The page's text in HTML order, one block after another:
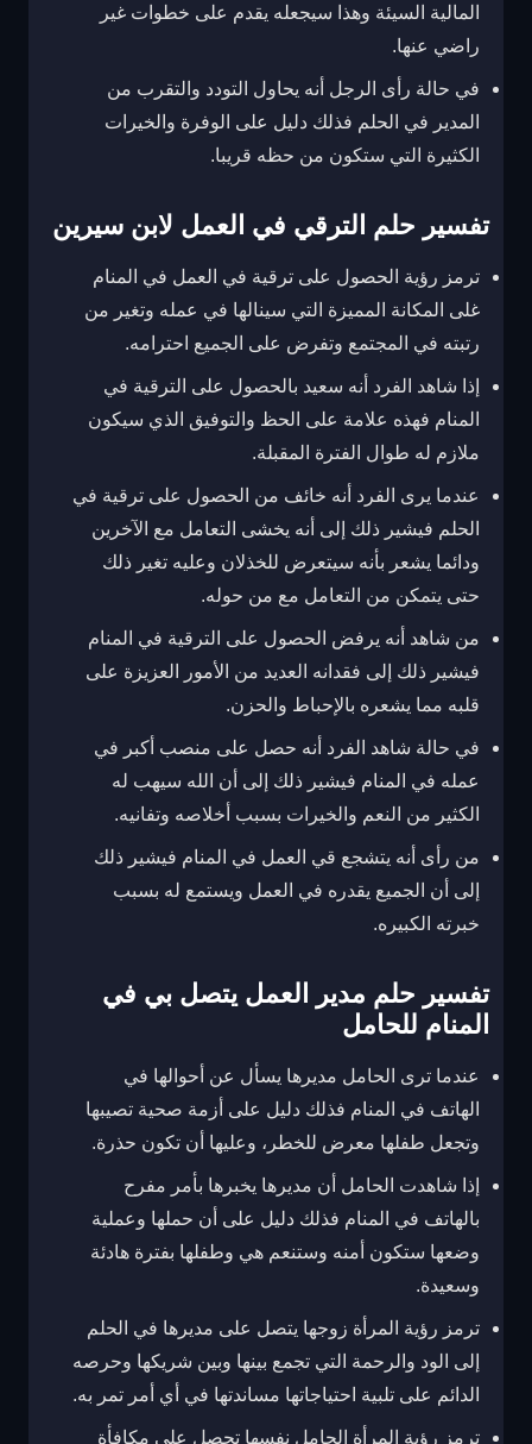
المالية السيئة وهذا سيجعله يقدم على خطوات غير
راضي عنها.
في حالة رأى الرجل أنه يحاول التودد والتقرب من
المدير في الحلم فذلك دليل على الوفرة والخيرات
الكثيرة التي ستكون من حظه قريبا.
تفسير حلم الترقي في العمل لابن سيرين
ترمز رؤية الحصول على ترقية في العمل في المنام
غلى المكانة المميزة التي سينالها في عمله وتغير من
رتبته في المجتمع وتفرض على الجميع احترامه.
إذا شاهد الفرد أنه سعيد بالحصول على الترقية في
المنام فهذه علامة على الحظ والتوفيق الذي سيكون
ملازم له طوال الفترة المقبلة.
عندما يرى الفرد أنه خائف من الحصول على ترقية في
الحلم فيشير ذلك إلى أنه يخشى التعامل مع الآخرين
ودائما يشعر بأنه سيتعرض للخذلان وعليه تغير ذلك
حتى يتمكن من التعامل مع من حوله.
من شاهد أنه يرفض الحصول على الترقية في المنام
فيشير ذلك إلى فقدانه العديد من الأمور العزيزة على
قلبه مما يشعره بالإحباط والحزن.
في حالة شاهد الفرد أنه حصل على منصب أكبر في
عمله في المنام فيشير ذلك إلى أن الله سيهب له
الكثير من النعم والخيرات بسبب أخلاصه وتفانيه.
من رأى أنه يتشجع قي العمل في المنام فيشير ذلك
إلى أن الجميع يقدره في العمل ويستمع له بسبب
خبرته الكبيره.
تفسير حلم مدير العمل يتصل بي في
المنام للحامل
عندما ترى الحامل مديرها يسأل عن أحوالها في
الهاتف في المنام فذلك دليل على أزمة صحية تصيبها
وتجعل طفلها معرض للخطر، وعليها أن تكون حذرة.
إذا شاهدت الحامل أن مديرها يخبرها بأمر مفرح
بالهاتف في المنام فذلك دليل على أن حملها وعملية
وضعها ستكون أمنه وستنعم هي وطفلها بفترة هادئة
وسعيدة.
ترمز رؤية المرأة زوجها يتصل على مديرها في الحلم
إلى الود والرحمة التي تجمع بينها وبين شريكها وحرصه
الدائم على تلبية احتياجاتها مساندتها في أي أمر تمر به.
ترمز رؤية المرأة الحامل نفسها تحصل على مكافأة